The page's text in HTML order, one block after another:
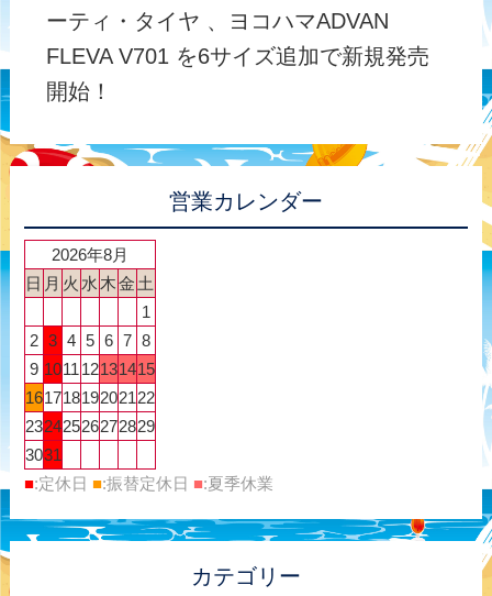
ーティ・タイヤ 、ヨコハマADVAN
FLEVA V701 を6サイズ追加で新規発売
開始！
営業カレンダー
2026年8月
日 月 火 水 木金 土
1
2 3 4 5 6 7 8
9 1011 12131415
16171819202122
23242526272829
3031
■:定休日 ■:振替定休日 ■:夏季休業
カテゴリー